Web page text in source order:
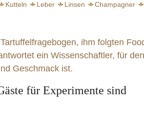
Kutteln Leber Linsen Champagner
ihm folgten
ein Wissen­schaftler, für den
Geschmack ist.
für Experimente sind
weiter